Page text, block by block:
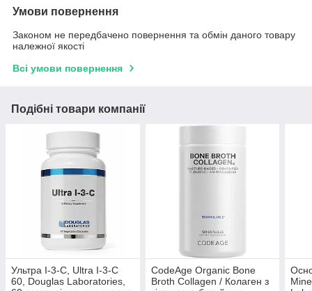
Умови повернення
Законом не передбачено повернення та обмін даного товару
належної якості
Всі умови повернення
Подібні товари компанії
Ультра I-3-C, Ultra I-3-C
60, Douglas Laboratories,
CodeAge Organic Bone
Broth Collagen / Колаген з